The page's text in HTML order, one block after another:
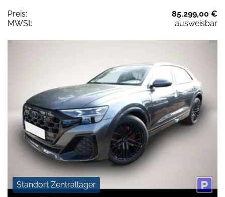
Preis:
85.299,00 €
MWSt:
ausweisbar
Standort Zentrallager